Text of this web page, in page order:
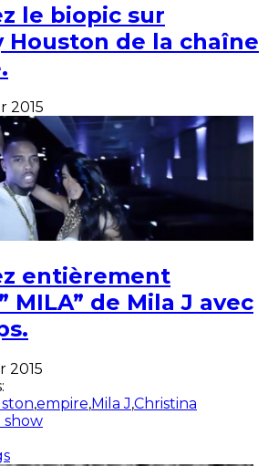
le biopic sur
Houston de la chaîne
2015
entièrement
MILA” de Mila J avec
2015
,empire,Mila J,Christina
show